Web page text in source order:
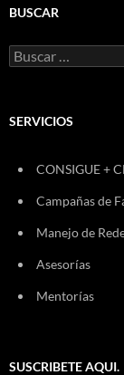
BUSCAR
Buscar:
SERVICIOS
CONSIGUE +
Campañas de
Manejo de
Asesorías
Mentorías
SUSCRIBETE AQUI.